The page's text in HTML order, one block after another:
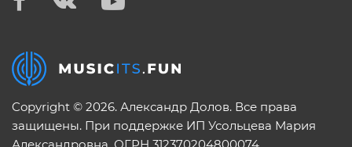
Copyright © 2026. Александр Долов. Все права
защищены. При поддержке ИП Усольцева Мария